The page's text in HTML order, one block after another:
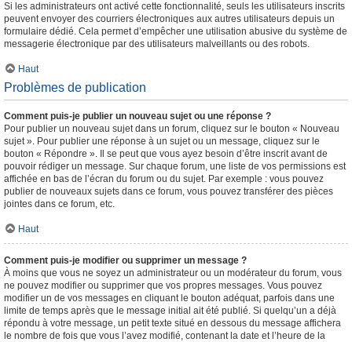
Si les administrateurs ont activé cette fonctionnalité, seuls les utilisateurs inscrits
peuvent envoyer des courriers électroniques aux autres utilisateurs depuis un
formulaire dédié. Cela permet d’empêcher une utilisation abusive du système de
messagerie électronique par des utilisateurs malveillants ou des robots.
Haut
Problèmes de publication
Comment puis-je publier un nouveau sujet ou une réponse ?
Pour publier un nouveau sujet dans un forum, cliquez sur le bouton « Nouveau
sujet ». Pour publier une réponse à un sujet ou un message, cliquez sur le
bouton « Répondre ». Il se peut que vous ayez besoin d’être inscrit avant de
pouvoir rédiger un message. Sur chaque forum, une liste de vos permissions est
affichée en bas de l’écran du forum ou du sujet. Par exemple : vous pouvez
publier de nouveaux sujets dans ce forum, vous pouvez transférer des pièces
jointes dans ce forum, etc.
Haut
Comment puis-je modifier ou supprimer un message ?
À moins que vous ne soyez un administrateur ou un modérateur du forum, vous
ne pouvez modifier ou supprimer que vos propres messages. Vous pouvez
modifier un de vos messages en cliquant le bouton adéquat, parfois dans une
limite de temps après que le message initial ait été publié. Si quelqu’un a déjà
répondu à votre message, un petit texte situé en dessous du message affichera
le nombre de fois que vous l’avez modifié, contenant la date et l’heure de la